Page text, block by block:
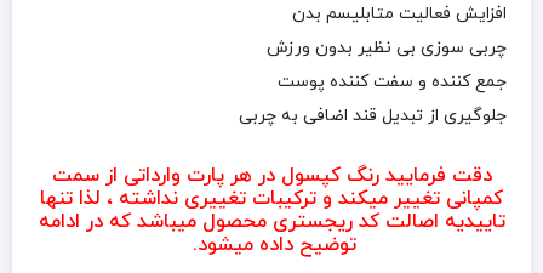
افزایش فعالیت متابلیسم بدن
چربی سوزی بی نظیر بدون ورزش
جمع کننده و سفت کننده پوست
جلوگیری از تبدیل قند اضافی به چربی
دقت فرمایید رنگ کپسول در هر پارت وارداتی از سمت
کمپانی تغییر میکند و ترکیبات تغییری نداشته ، لذا تنها
تاییدیه اصالت کد ریجستری محصول میباشد که در ادامه
توضیح داده میشود.